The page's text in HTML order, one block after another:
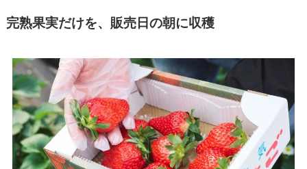
完熟果実だけを、販売日の朝に収穫